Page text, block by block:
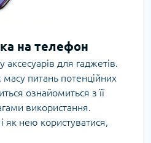
на телефон
аксесуарів для гаджетів.
питань потенційних
ознайомиться з її
використання.
як нею користуватися,